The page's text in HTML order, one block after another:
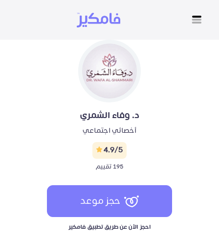
د. وفاء الشمري
أخصائي اجتماعي
4.9/5
195 تقييم
حجز موعد
احجز الآن عن طريق تطبيق فامكير